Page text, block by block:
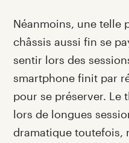
Néanmoins, une telle
châssis aussi fin se
sentir lors des
smartphone finit par
pour se préserver.
lors de longues
dramatique toutefois,